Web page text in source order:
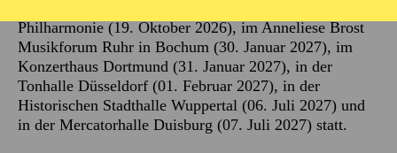
Philharmonie (19. Oktober 2026), im Anneliese Brost
Musikforum Ruhr in Bochum (30. Januar 2027), im
Konzerthaus Dortmund (31. Januar 2027), in der
Tonhalle Düsseldorf (01. Februar 2027), in der
Historischen Stadthalle Wuppertal (06. Juli 2027) und
in der Mercatorhalle Duisburg (07. Juli 2027) statt.